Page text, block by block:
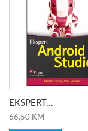
EKSPERT...
66,50 KM